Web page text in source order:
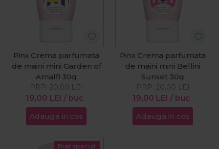
Pinx Crema parfumata
de maini mini Garden of
Amalfi 30g
19,00 LEI / buc
PRP: 20,00 LEI
Adauga in cos
Pinx Crema parfumata
de maini mini Bellini
Sunset 30g
19,00 LEI / buc
PRP: 20,00 LEI
Adauga in cos
Pret special